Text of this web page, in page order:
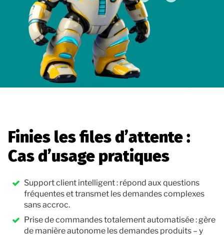
Finies les files d’attente :
Cas d’usage pratiques
Support client intelligent : répond aux questions
fréquentes et transmet les demandes complexes
sans accroc.
Prise de commandes totalement automatisée : gère
de manière autonome les demandes produits – y